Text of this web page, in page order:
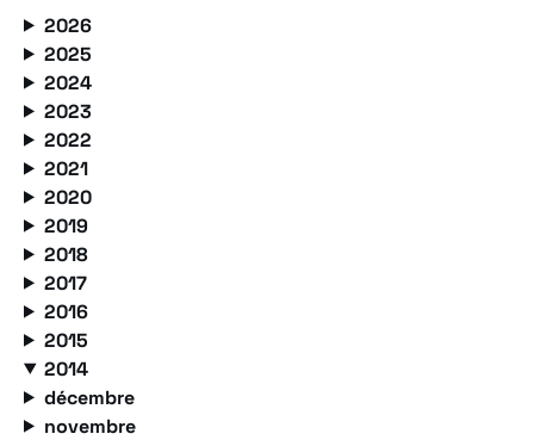
2026
2025
2024
2023
2022
2021
2020
2019
2018
2017
2016
2015
2014
décembre
novembre